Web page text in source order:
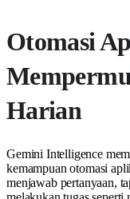
Otomasi
Harian
Gemini Intelligence
kemampuan otomasi
menjawab pertanyaan,